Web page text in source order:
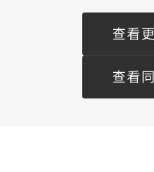
查看
查看